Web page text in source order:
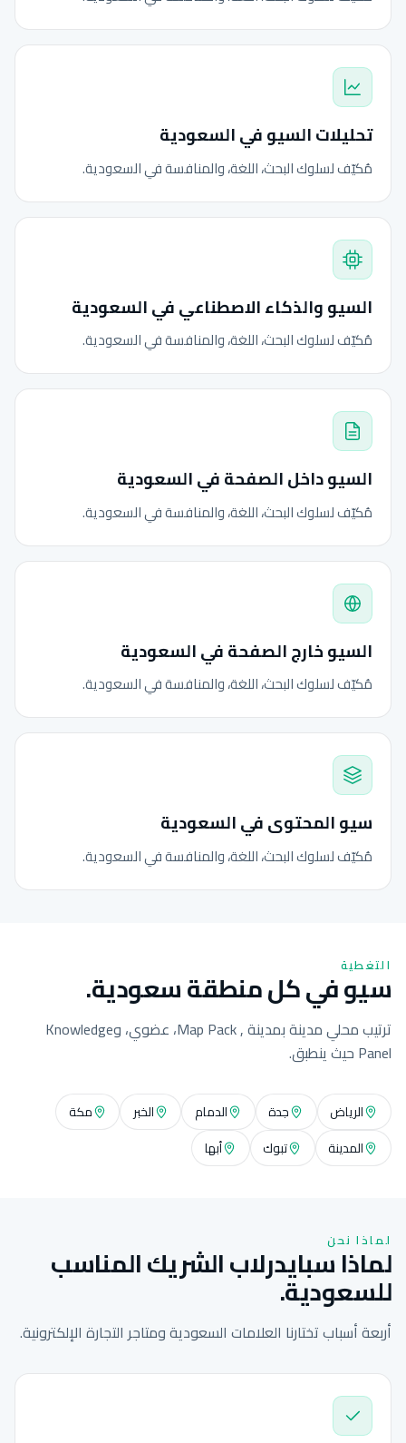
تحليلات السيو في السعودية
مُكيّف لسلوك البحث، اللغة، والمنافسة في السعودية.
السيو والذكاء الاصطناعي في السعودية
مُكيّف لسلوك البحث، اللغة، والمنافسة في السعودية.
السيو داخل الصفحة في السعودية
مُكيّف لسلوك البحث، اللغة، والمنافسة في السعودية.
السيو خارج الصفحة في السعودية
مُكيّف لسلوك البحث، اللغة، والمنافسة في السعودية.
سيو المحتوى في السعودية
مُكيّف لسلوك البحث، اللغة، والمنافسة في السعودية.
التغطية
سيو في كل منطقة سعودية.
ترتيب محلي مدينة بمدينة , Map Pack، عضوي، وKnowledge
Panel حيث ينطبق.
الرياض جدة الدمام الخبر
مكة
المدينة
تبوك أبها
لماذا نحن
لماذا سبايدرلاب الشريك المناسب
للسعودية.
أربعة أسباب تختارنا العلامات السعودية ومتاجر التجارة الإلكترونية.